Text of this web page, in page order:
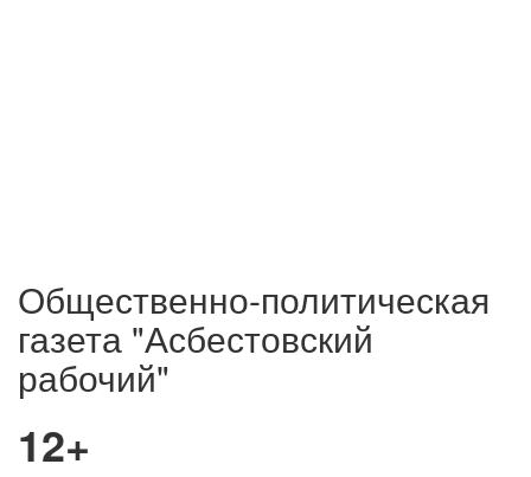
Общественно-политическая
газета "Асбестовский
рабочий"
12+